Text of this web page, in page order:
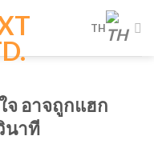
TH
อาจถูกแฮก
นาที